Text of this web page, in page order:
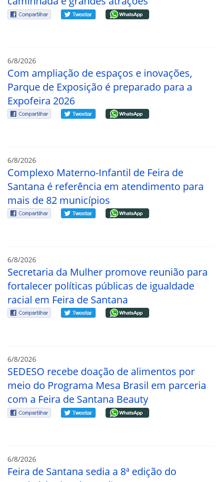
6/8/2026
Com ampliação de espaços e inovações,
Parque de Exposição é preparado para a
Expofeira 2026
6/8/2026
Complexo Materno-Infantil de Feira de
Santana é referência em atendimento para
mais de 82 municípios
6/8/2026
Secretaria da Mulher promove reunião para
fortalecer políticas públicas de igualdade
racial em Feira de Santana
6/8/2026
SEDESO recebe doação de alimentos por
meio do Programa Mesa Brasil em parceria
com a Feira de Santana Beauty
6/8/2026
Feira de Santana sedia a 8ª edição do